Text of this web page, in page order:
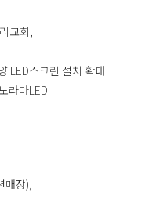
교회,
LED스크린 설치 확대
라마LED
매장),